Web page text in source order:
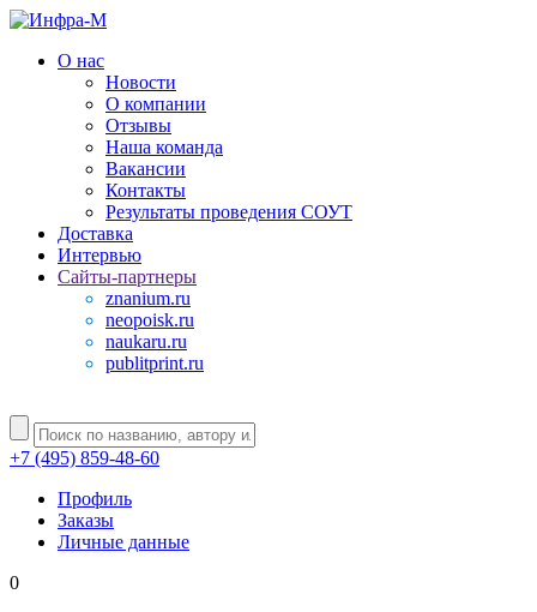
О нас
Новости
О компании
Отзывы
Наша команда
Вакансии
Контакты
Результаты проведения СОУТ
Доставка
Интервью
Сайты-партнеры
znanium.ru
neopoisk.ru
naukaru.ru
publitprint.ru
+7 (495) 859-48-60
Профиль
Заказы
Личные данные
0